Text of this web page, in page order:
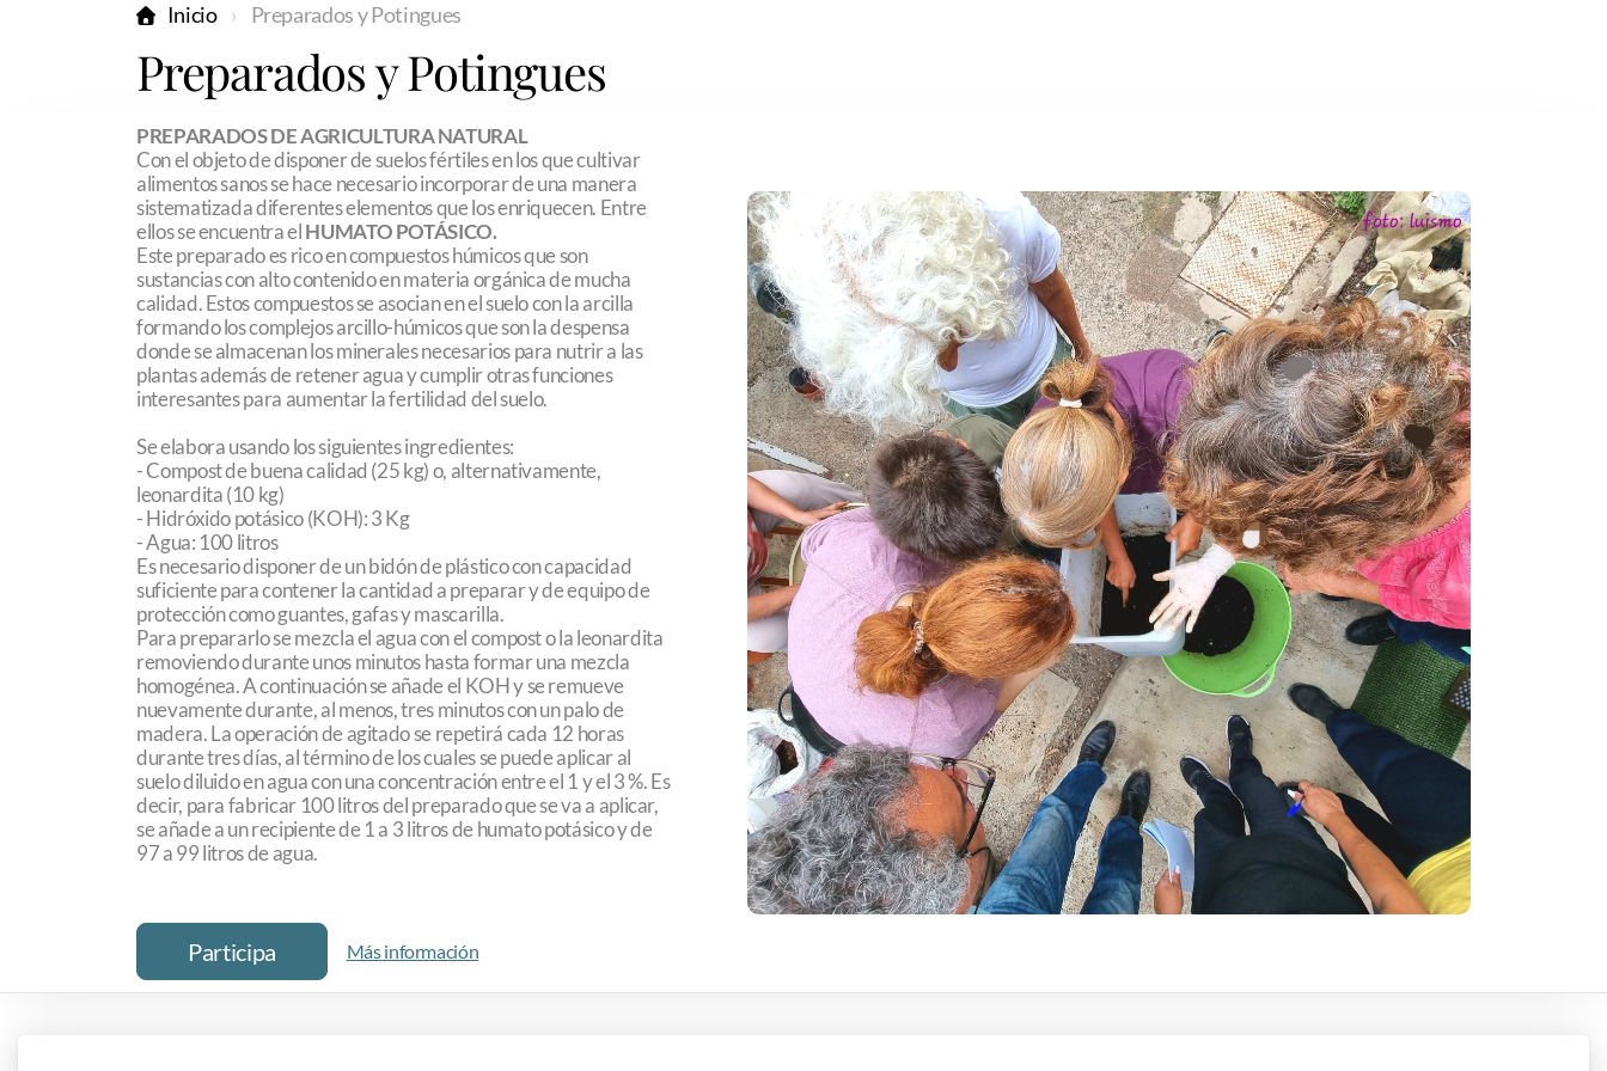
Inicio Preparados y Potingues
Preparados y Potingues
PREPARADOS DE AGRICULTURA NATURAL
Con el objeto de disponer de suelos fértiles en los que cultivar
alimentos sanos se hace necesario incorporar de una manera
sistematizada diferentes elementos que los enriquecen. Entre
ellos se encuentra elHUMATO POTÁSICO.
Este preparado es rico en compuestos húmicos que son
sustancias con alto contenido en materia orgánica de mucha
calidad. Estos compuestos se asocian en el suelo con la arcilla
formando los complejos arcillo-húmicos que son la despensa
donde se almacenan los minerales necesarios para nutrir a las
plantas además de retener agua y cumplir otras funciones
interesantes para aumentar la fertilidad del suelo.
Se elabora usando los siguientes ingredientes:
- Compost de buena calidad (25 kg) o, alternativamente,
leonardita (10 kg)
- Hidróxido potásico (KOH): 3 Kg
- Agua: 100 litros
Es necesario disponer de un bidón de plástico con capacidad
suficiente para contener la cantidad a preparar y de equipo de
protección como guantes, gafas y mascarilla.
Para prepararlo se mezcla el agua con el compost o la leonardita
removiendo durante unos minutos hasta formar una mezcla
homogénea. A continuación se añade el KOH y se remueve
nuevamente durante, al menos, tres minutos con un palo de
madera. La operación de agitado se repetirá cada 12 horas
durante tres días, al término de los cuales se puede aplicar al
suelo diluido en agua con una concentración entre el 1 y el 3 %. Es
decir, para fabricar 100 litros del preparado que se va a aplicar,
se añade a un recipiente de 1 a 3 litros de humato potásico y de
97 a 99 litros de agua.
Participa Más información